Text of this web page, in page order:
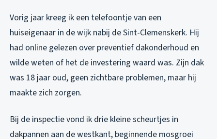
Vorig jaar kreeg ik een telefoontje van een
huiseigenaar in de wijk nabij de Sint-Clemenskerk. Hij
had online gelezen over preventief dakonderhoud en
wilde weten of het de investering waard was. Zijn dak
was 18 jaar oud, geen zichtbare problemen, maar hij
maakte zich zorgen.
Bij de inspectie vond ik drie kleine scheurtjes in
dakpannen aan de westkant, beginnende mosgroei